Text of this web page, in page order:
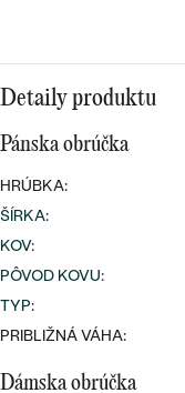
Detaily produktu
Pánska obrúčka
HRÚBKA:
ŠÍRKA:
KOV:
PÔVOD KOVU:
TYP:
PRIBLIŽNÁ VÁHA:
Dámska obrúčka